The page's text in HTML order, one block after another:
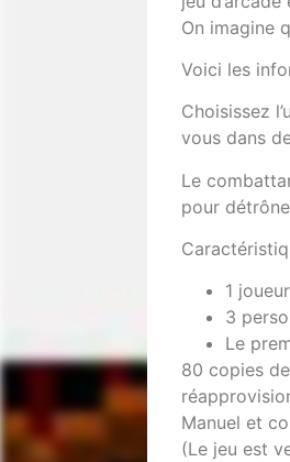
On imagine
Voici les
Choisissez
vous dans
Le
pour
1
3
Le
80 copies
Manuel et
(Le jeu est